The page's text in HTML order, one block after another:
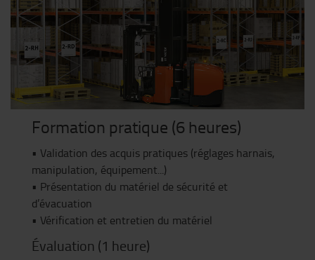
Formation pratique (6 heures)
• Validation des acquis pratiques (réglages harnais,
manipulation, équipement...)
• Présentation du matériel de sécurité et
d’évacuation
• Vérification et entretien du matériel
Évaluation (1 heure)